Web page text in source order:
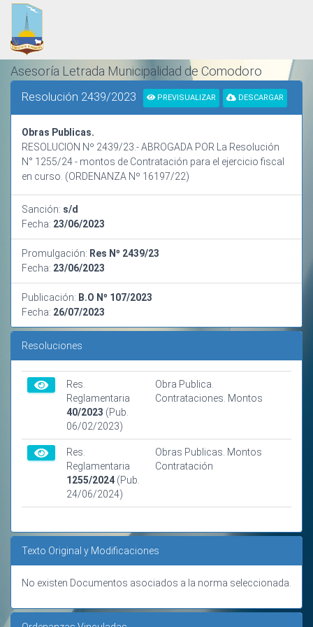
Asesoría Letrada Municipalidad de Comodoro
ORDENAMIENTO Y SISTEMATIZACIÓN NORMATIVA
Resolución 2439/2023 PREVISUALIZAR DESCARGAR
Obras Publicas.
RESOLUCION Nº 2439/23.- ABROGADA POR La Resolución
N° 1255/24 - montos de Contratación para el ejercicio fiscal
en curso. (ORDENANZA Nº 16197/22)
Sanción: s/d
Fecha: 23/06/2023
Promulgación: Res Nº 2439/23
Fecha: 23/06/2023
Publicación: B.O Nº 107/2023
Fecha: 26/07/2023
Resoluciones
Res.
Reglamentaria
40/2023 (Pub.
06/02/2023)
Obra Publica.
Contrataciones. Montos
Res.
Reglamentaria
1255/2024 (Pub.
24/06/2024)
Obras Publicas. Montos
Contratación
Texto Original y Modificaciones
No existen Documentos asociados a la norma seleccionada.